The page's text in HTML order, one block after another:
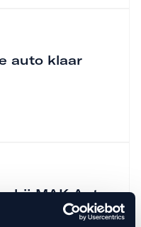
auto klaar
bij MAK Auto